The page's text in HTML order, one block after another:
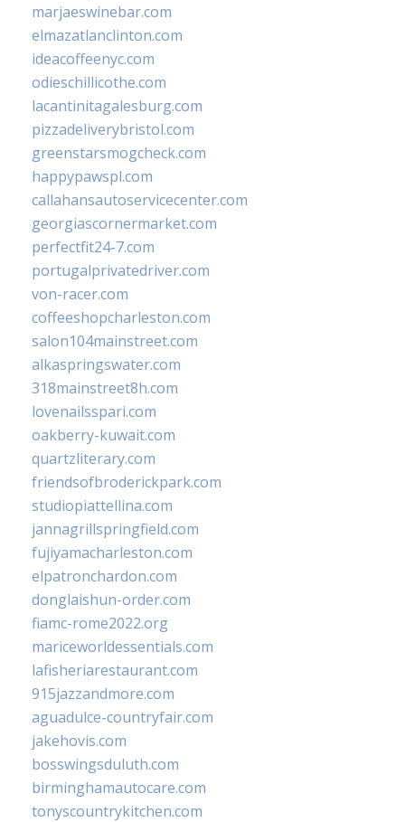
marjaeswinebar.com
elmazatlanclinton.com
ideacoffeenyc.com
odieschillicothe.com
lacantinitagalesburg.com
pizzadeliverybristol.com
greenstarsmogcheck.com
happypawspl.com
callahansautoservicecenter.com
georgiascornermarket.com
perfectfit24-7.com
portugalprivatedriver.com
von-racer.com
coffeeshopcharleston.com
salon104mainstreet.com
alkaspringswater.com
318mainstreet8h.com
lovenailsspari.com
oakberry-kuwait.com
quartzliterary.com
friendsofbroderickpark.com
studiopiattellina.com
jannagrillspringfield.com
fujiyamacharleston.com
elpatronchardon.com
donglaishun-order.com
fiamc-rome2022.org
mariceworldessentials.com
lafisheriarestaurant.com
915jazzandmore.com
aguadulce-countryfair.com
jakehovis.com
bosswingsduluth.com
birminghamautocare.com
tonyscountrykitchen.com